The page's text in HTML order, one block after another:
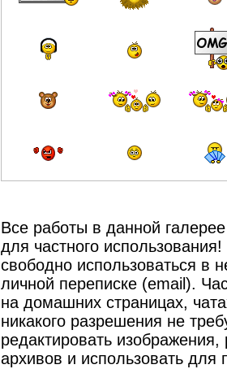
Все работы в данной
для частного
свободно использоваться в
личной переписке (email).
на домашних страницах,
никакого разрешения не
редактировать изображения,
архивов и использовать для